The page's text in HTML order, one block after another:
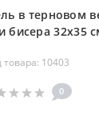
в терновом
бисера 32х35
товара: 10403
0